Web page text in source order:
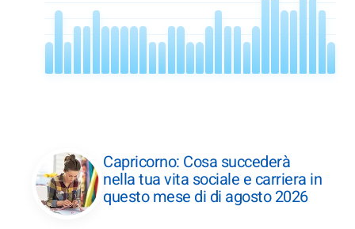
Capricorno: Cosa succederà
nella tua vita sociale e carriera in
questo mese di di agosto 2026